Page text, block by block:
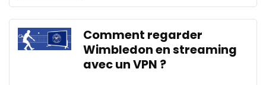
Comment regarder
Wimbledon en streaming
avec un VPN ?